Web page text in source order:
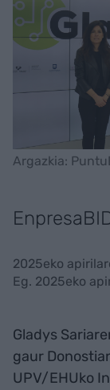
Argazkia:
2025eko
Eg. 2025eko
Gladys
gaur
UPV/EHUko